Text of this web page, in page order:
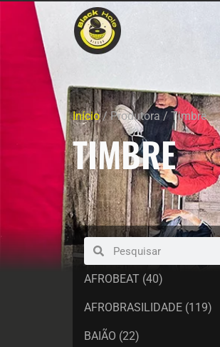
Início/ Produtora / Timbre
TIMBRE
AFROBEAT (40)
AFROBRASILIDADE (119)
BAIÃO (22)